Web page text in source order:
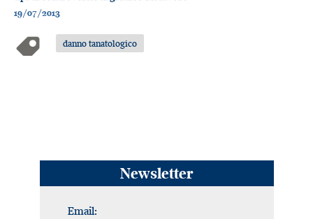
19/07/2013
danno tanatologico
Newsletter
Email: